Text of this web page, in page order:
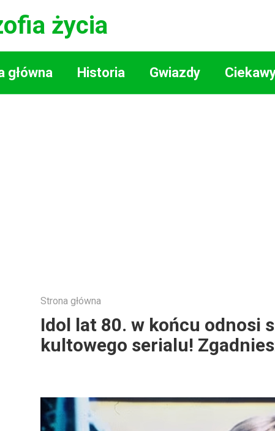
życia
główna Historia Gwiazdy
Strona główna
Idol lat 80. w końcu odnosi
kultowego serialu!